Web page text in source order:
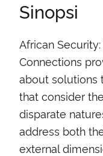
Sinopsi
African
Connections
about solutions
that consider
disparate
address both
external